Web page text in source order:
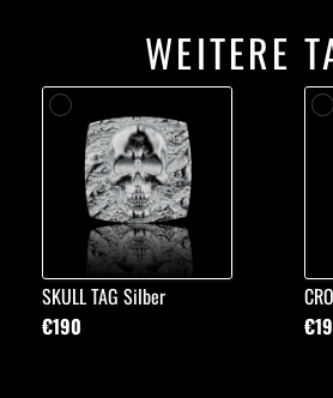
WEITERE
SKULL TAG Silber
€190